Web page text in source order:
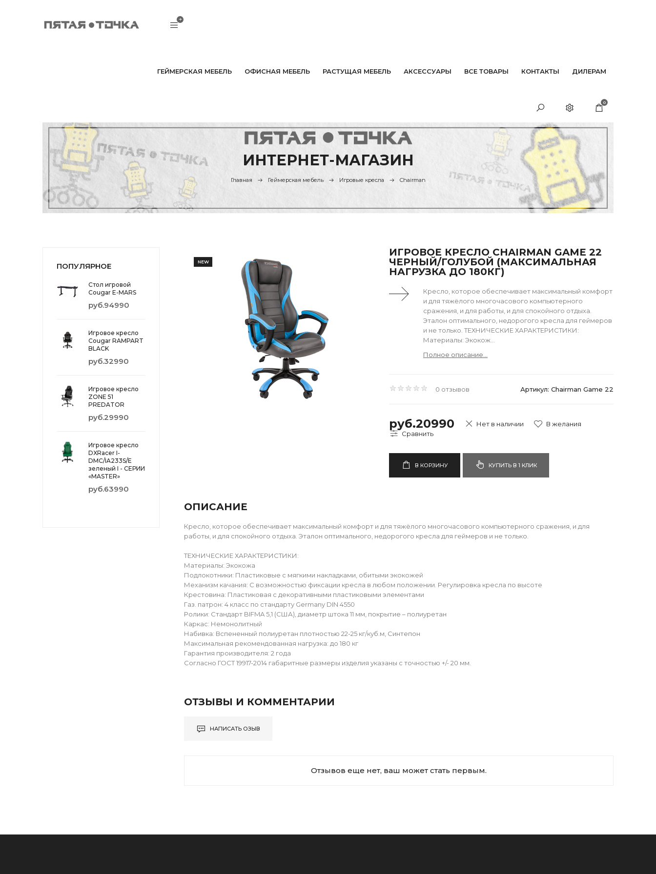
ГЕЙМЕРСКАЯ МЕБЕЛЬ ОФИСНАЯ МЕБЕЛЬ РАСТУЩАЯ МЕБЕЛЬ АКСЕССУАРЫ ВСЕ ТОВАРЫ КОНТАКТЫ ДИЛЕРАМ
0
ИНТЕРНЕТ-МАГАЗИН
Главная Геймерская мебель Игровые кресла Chairman
NEW
ИГРОВОЕ КРЕСЛО CHAIRMAN GAME 22
ЧЕРНЫЙ/ГОЛУБОЙ (МАКСИМАЛЬНАЯ
НАГРУЗКА ДО 180КГ)
Кресло, которое обеспечивает максимальный комфорт
и для тяжёлого многочасового компьютерного
сражения, и для работы, и для спокойного отдыха.
Эталон оптимального, недорогого кресла для геймеров
и не только. ТЕХНИЧЕСКИЕ ХАРАКТЕРИСТИКИ:
Материалы: Экокож...
Полное описание...
0 отзывов Артикул: Chairman Game 22
руб.20990 Нет в наличии
В КОРЗИНУ КУПИТЬ В 1 КЛИК
ОПИСАНИЕ
Кресло, которое обеспечивает максимальный комфорт и для тяжёлого многочасового компьютерного сражения, и для
работы, и для спокойного отдыха. Эталон оптимального, недорогого кресла для геймеров и не только.
ТЕХНИЧЕСКИЕ ХАРАКТЕРИСТИКИ:
Материалы: Экокожа
Подлокотники: Пластиковые с мягкими накладками, обитыми экокожей
Механизм качания: С возможностью фиксации кресла в любом положении. Регулировка кресла по высоте
Крестовина: Пластиковая с декоративными пластиковыми элементами
Газ. патрон: 4 класс по стандарту Germany DIN 4550
Ролики: Стандарт BIFMA 5,1 (США), диаметр штока 11 мм, покрытие – полиуретан
Каркас: Немонолитный
Набивка: Вспененный полиуретан плотностью 22-25 кг/куб.м, Синтепон
Максимальная рекомендованная нагрузка: до 180 кг
Гарантия производителя: 2 года
Согласно ГОСТ 19917-2014 габаритные размеры изделия указаны с точностью +/- 20 мм.
ОТЗЫВЫ И КОММЕНТАРИИ
НАПИСАТЬ ОЗЫВ
Отзывов еще нет, ваш может стать первым.
ПОПУЛЯРНОЕ
Стол игровой
Cougar E-MARS
руб.94990
Игровое кресло
Cougar RAMPART
BLACK
руб.32990
Игровое кресло
ZONE 51
PREDATOR
руб.29990
Игровое кресло
DXRacer I-
DMC/IA233S/E
зеленый I - СЕРИИ
«MASTER»
руб.63990